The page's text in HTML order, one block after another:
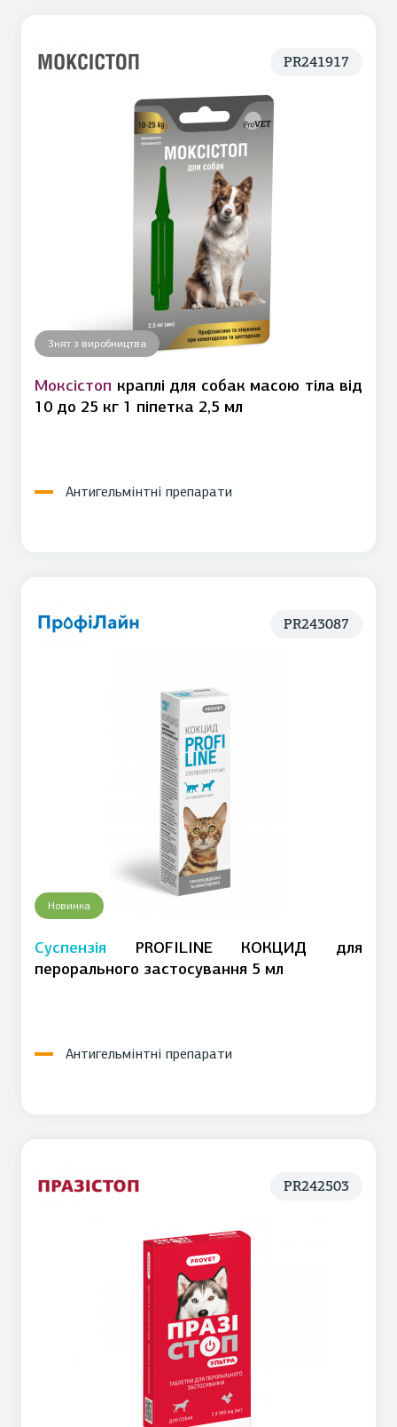
PR241917
Знят з виробництва
Моксістоп краплі для собак масою тіла від
10 до 25 кг 1 піпетка 2,5 мл
Антигельмінтні препарати
PR243087
Новинка
Суспензія PROFILINE КОКЦИД для
перорального застосування 5 мл
Антигельмінтні препарати
PR242503